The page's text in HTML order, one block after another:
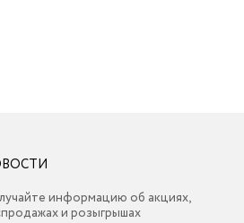
информацию об акциях,
и розыгрышах